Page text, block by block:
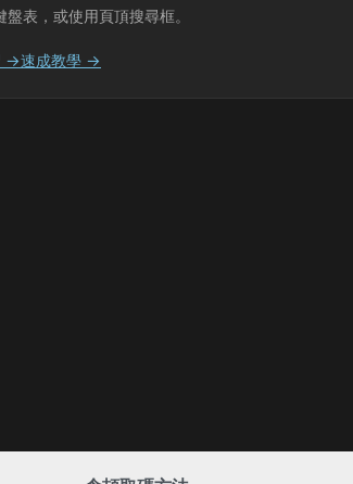
表，或使用頁頂搜尋框。
→速成教學 →